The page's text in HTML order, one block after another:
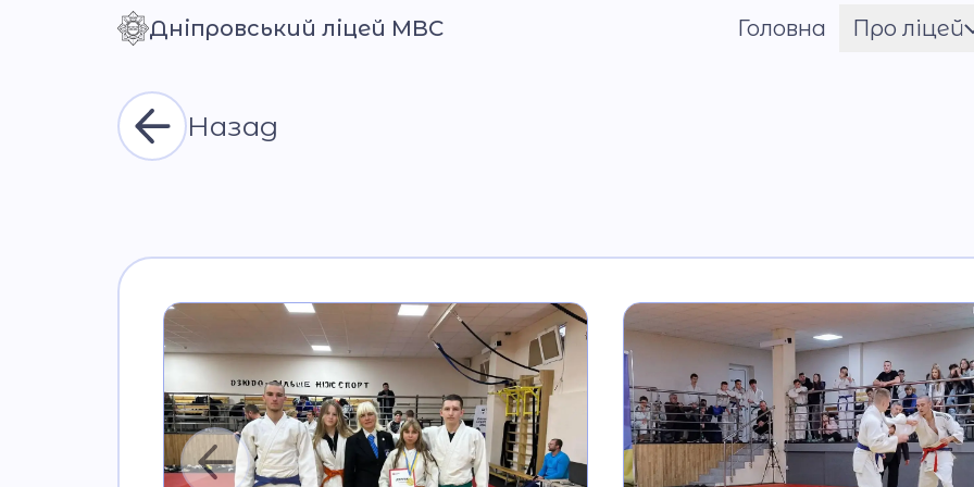
Контраст
Дніпровський ліцей МВС Головна
Про ліцей
Матеріально-
Команда
Національно-
патріотичне
виховання
Назад